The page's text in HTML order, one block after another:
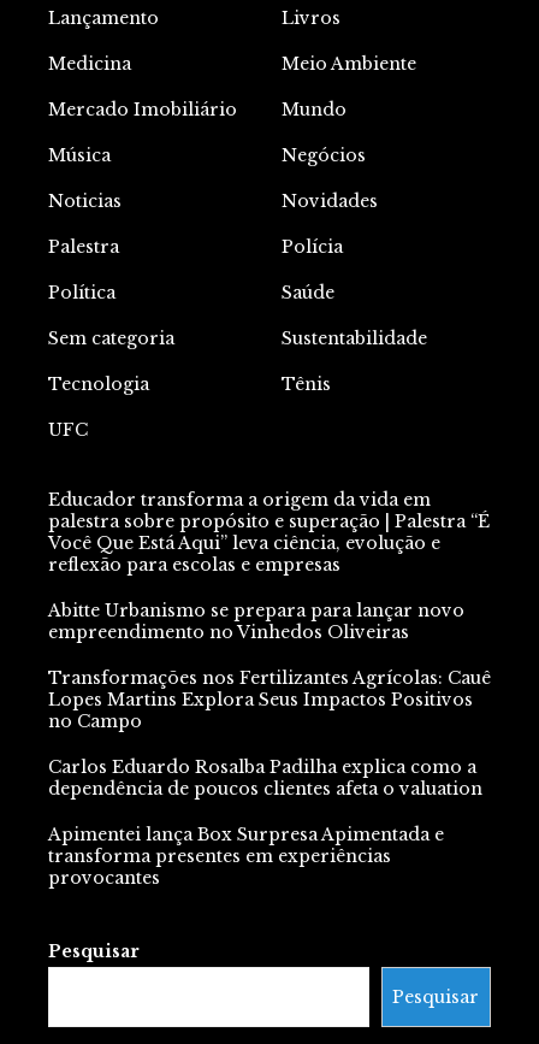
Lançamento Livros
Medicina Meio Ambiente
Mercado Imobiliário Mundo
Música Negócios
Noticias Novidades
Palestra Polícia
Política Saúde
Sem categoria Sustentabilidade
Tecnologia Tênis
UFC
Educador transforma a origem da vida em
palestra sobre propósito e superação | Palestra “É
Você Que Está Aqui” leva ciência, evolução e
reflexão para escolas e empresas
Abitte Urbanismo se prepara para lançar novo
empreendimento no Vinhedos Oliveiras
Transformações nos Fertilizantes Agrícolas: Cauê
Lopes Martins Explora Seus Impactos Positivos
no Campo
Carlos Eduardo Rosalba Padilha explica como a
dependência de poucos clientes afeta o valuation
Apimentei lança Box Surpresa Apimentada e
transforma presentes em experiências
provocantes
Pesquisar
Pesquisar